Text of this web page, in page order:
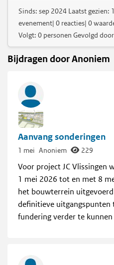
Sinds: sep 2024 Laatst gezien:
evenement| 0 reacties| 0
Volgt: 0 personen Gevolgd
Bijdragen door Anoniem
Aanvang sonderingen
1 mei Anoniem 229
Voor project JC Vlissingen
1 mei 2026 tot en met 8
het bouwterrein
definitieve uitgangspunten
fundering verder te